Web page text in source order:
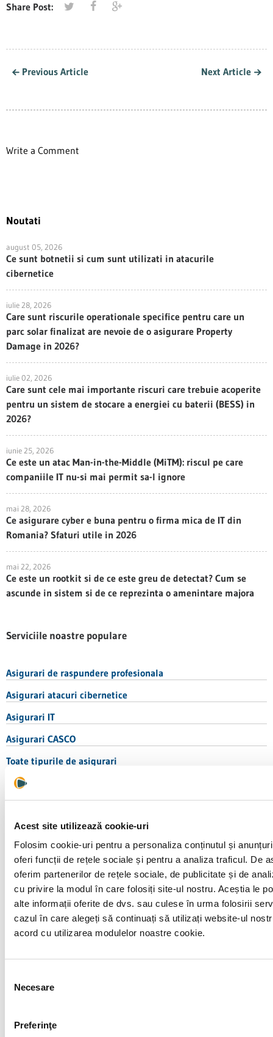
Acest site utilizează cookie-uri
Folosim cookie-uri pentru a personaliza conținutul și
oferi funcții de rețele sociale și pentru a analiza traficul. De
oferim partenerilor de rețele sociale, de publicitate și de
cu privire la modul în care folosiți site-ul nostru. Aceștia le
alte informații oferite de dvs. sau culese în urma folosirii
cazul în care alegeți să continuați să utilizați website-ul
acord cu utilizarea modulelor noastre cookie.
consimțământului
Necesare
Preferinţe
Share Post:
Previous Article Next Article
Write a Comment
Noutati
august 05, 2026
Ce sunt botnetii si cum sunt utilizati in atacurile
cibernetice
iulie 28, 2026
Care sunt riscurile operationale specifice pentru care un
parc solar finalizat are nevoie de o asigurare Property
Damage in 2026?
iulie 02, 2026
Care sunt cele mai importante riscuri care trebuie acoperite
pentru un sistem de stocare a energiei cu baterii (BESS) in
2026?
iunie 25, 2026
Ce este un atac Man-in-the-Middle (MiTM): riscul pe care
companiile IT nu-si mai permit sa-l ignore
mai 28, 2026
Ce asigurare cyber e buna pentru o firma mica de IT din
Romania? Sfaturi utile in 2026
mai 22, 2026
Ce este un rootkit si de ce este greu de detectat? Cum se
ascunde in sistem si de ce reprezinta o amenintare majora
Serviciile noastre populare
Asigurari de raspundere profesionala
Asigurari atacuri cibernetice
Asigurari IT
Asigurari CASCO
Toate tipurile de asigurari
CATEGORII
Broker
Leader Team
2025
octombrie 2025
august 2025